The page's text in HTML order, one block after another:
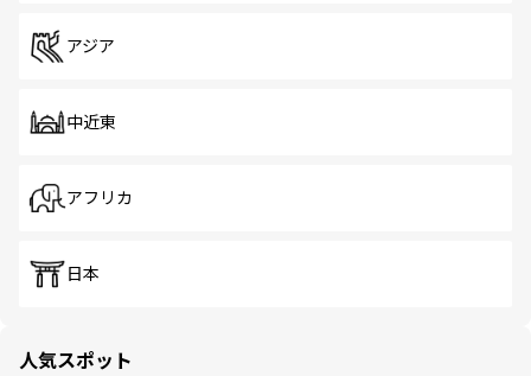
アジア
中近東
アフリカ
日本
人気スポット